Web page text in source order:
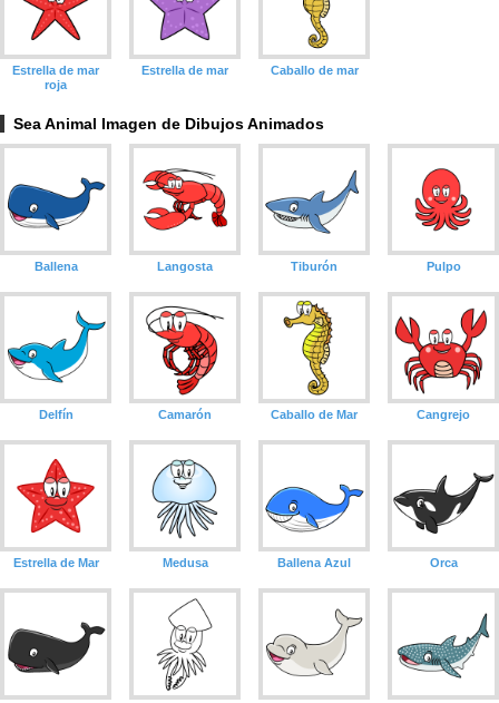
Estrella de mar
roja
Estrella de mar Caballo de mar
Sea Animal Imagen de Dibujos Animados
Ballena Langosta Tiburón Pulpo
Delfín Camarón Caballo de Mar Cangrejo
Estrella de Mar Medusa Ballena Azul Orca